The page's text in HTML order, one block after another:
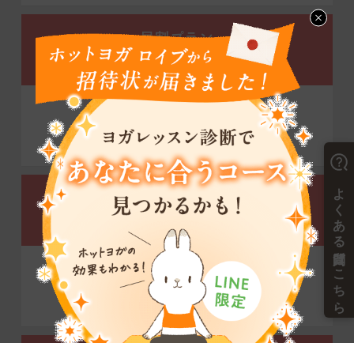
昼割プラン
デイタイム会員限定
3ヶ月間 通常価格の半額
※3ヶ月間の継続必要。
※4ヶ月目からプラン変更可。※1
初月半額プラン
初月 通常価格の半額
※初月終了後、2ヶ月間の継続必要。
※4ヶ月目からプラン変更可。※1